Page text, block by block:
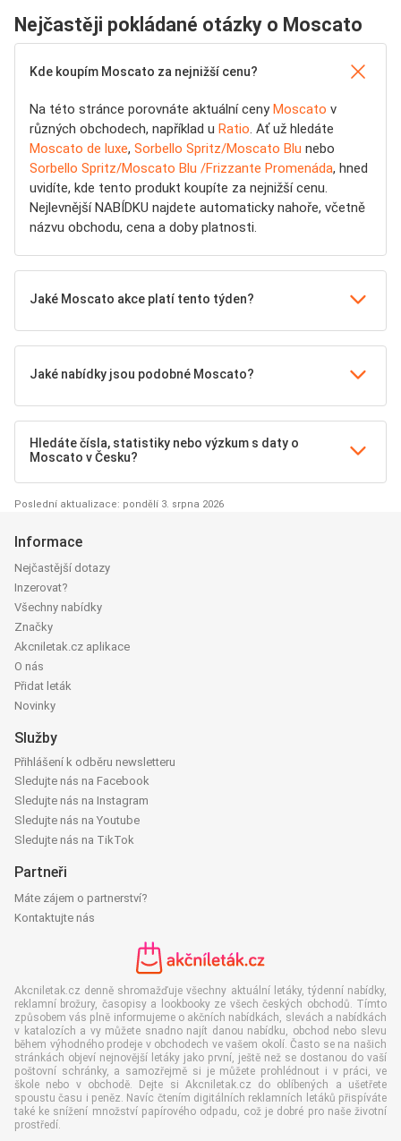
Nejčastěji pokládané otázky o Moscato
Kde koupím Moscato za nejnižší cenu?
Na této stránce porovnáte aktuální cenyMoscato v
různých obchodech, například u Ratio . Ať už hledáte
Moscato de luxe, Sorbello Spritz/Moscato Blu nebo
Sorbello Spritz/Moscato Blu /Frizzante Promenáda, hned
uvidíte, kde tento produkt koupíte za nejnižší cenu.
Nejlevnější NABÍDKU najdete automaticky nahoře, včetně
názvu obchodu, cena a doby platnosti.
Jaké Moscato akce platí tento týden?
Jaké nabídky jsou podobné Moscato?
Hledáte čísla, statistiky nebo výzkum s daty o
Moscato v Česku?
Poslední aktualizace: pondělí 3. srpna 2026
Informace
Nejčastější dotazy
Inzerovat?
Všechny nabídky
Značky
Akcniletak.cz aplikace
O nás
Přidat leták
Novinky
Služby
Přihlášení k odběru newsletteru
Sledujte nás na Facebook
Sledujte nás na Instagram
Sledujte nás na Youtube
Sledujte nás na TikTok
Partneři
Máte zájem o partnerství?
Kontaktujte nás
Akcniletak.cz denně shromažďuje všechny aktuální letáky, týdenní nabídky,
reklamní brožury, časopisy a lookbooky ze všech českých obchodů. Tímto
způsobem vás plně informujeme o akčních nabídkách, slevách a nabídkách
v katalozích a vy můžete snadno najít danou nabídku, obchod nebo slevu
během výhodného prodeje v obchodech ve vašem okolí. Často se na našich
stránkách objeví nejnovější letáky jako první, ještě než se dostanou do vaší
poštovní schránky, a samozřejmě si je můžete prohlédnout i v práci, ve
škole nebo v obchodě. Dejte si Akcniletak.cz do oblíbených a ušetřete
spoustu času i peněz. Navíc čtením digitálních reklamních letáků přispíváte
také ke snížení množství papírového odpadu, což je dobré pro naše životní
prostředí.